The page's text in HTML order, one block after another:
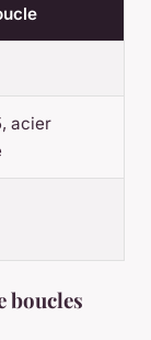
acier
boucles